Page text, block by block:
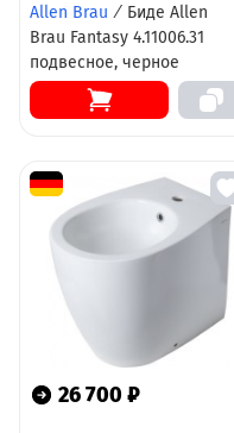
Allen Brau / Биде Allen
Brau Fantasy 4.11006.31
подвесное, черное
26 700 ₽